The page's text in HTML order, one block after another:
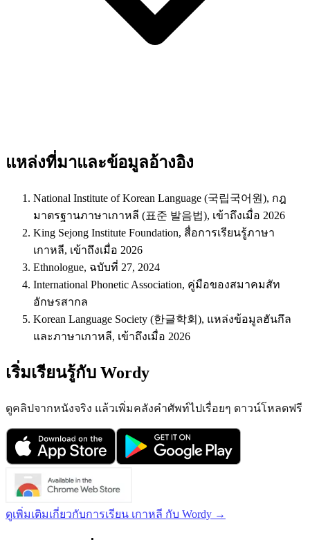
แหล่งที่มาและข้อมูลอ้างอิง
National Institute of Korean Language (국립국어원), กฎ
มาตรฐานภาษาเกาหลี (표준 발음법), เข้าถึงเมื่อ 2026
King Sejong Institute Foundation, สื่อการเรียนรู้ภาษา
เกาหลี, เข้าถึงเมื่อ 2026
Ethnologue, ฉบับที่ 27, 2024
International Phonetic Association, คู่มือของสมาคมสัท
อักษรสากล
Korean Language Society (한글학회), แหล่งข้อมูลฮันกึล
และภาษาเกาหลี, เข้าถึงเมื่อ 2026
เริ่มเรียนรู้กับ Wordy
ดูคลิปจากหนังจริง แล้วเพิ่มคลังคำศัพท์ไปเรื่อยๆ ดาวน์โหลดฟรี
ดูเพิ่มเติมเกี่ยวกับการเรียน เกาหลี กับ Wordy →